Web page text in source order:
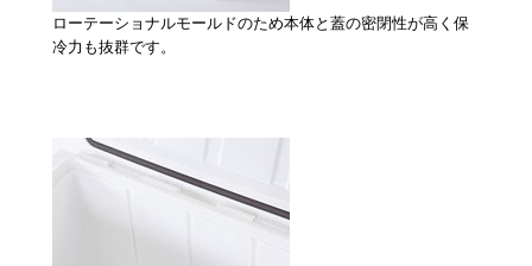
ローテーショナルモールドのため本体と蓋の密閉性が高く保
冷力も抜群です。